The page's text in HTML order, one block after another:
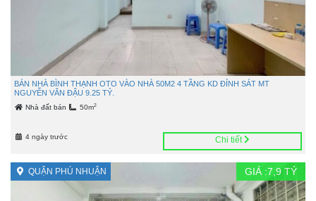
BÁN NHÀ BÌNH THẠNH OTO VÀO NHÀ 50M2 4 TẦNG KD ĐỈNH SÁT MT
NGUYỄN VĂN ĐẬU 9.25 TỶ.
Nhà đất bán 50m2
4 ngày trước Chi tiết
QUẬN PHÚ NHUẬN GIÁ :7,9 TỶ